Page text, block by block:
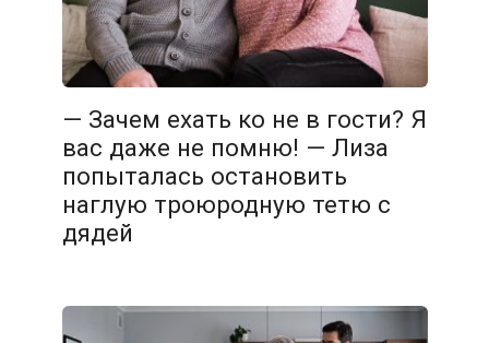
— Зачем ехать ко не в гости? Я
вас даже не помню! — Лиза
попыталась остановить
наглую троюродную тетю с
дядей